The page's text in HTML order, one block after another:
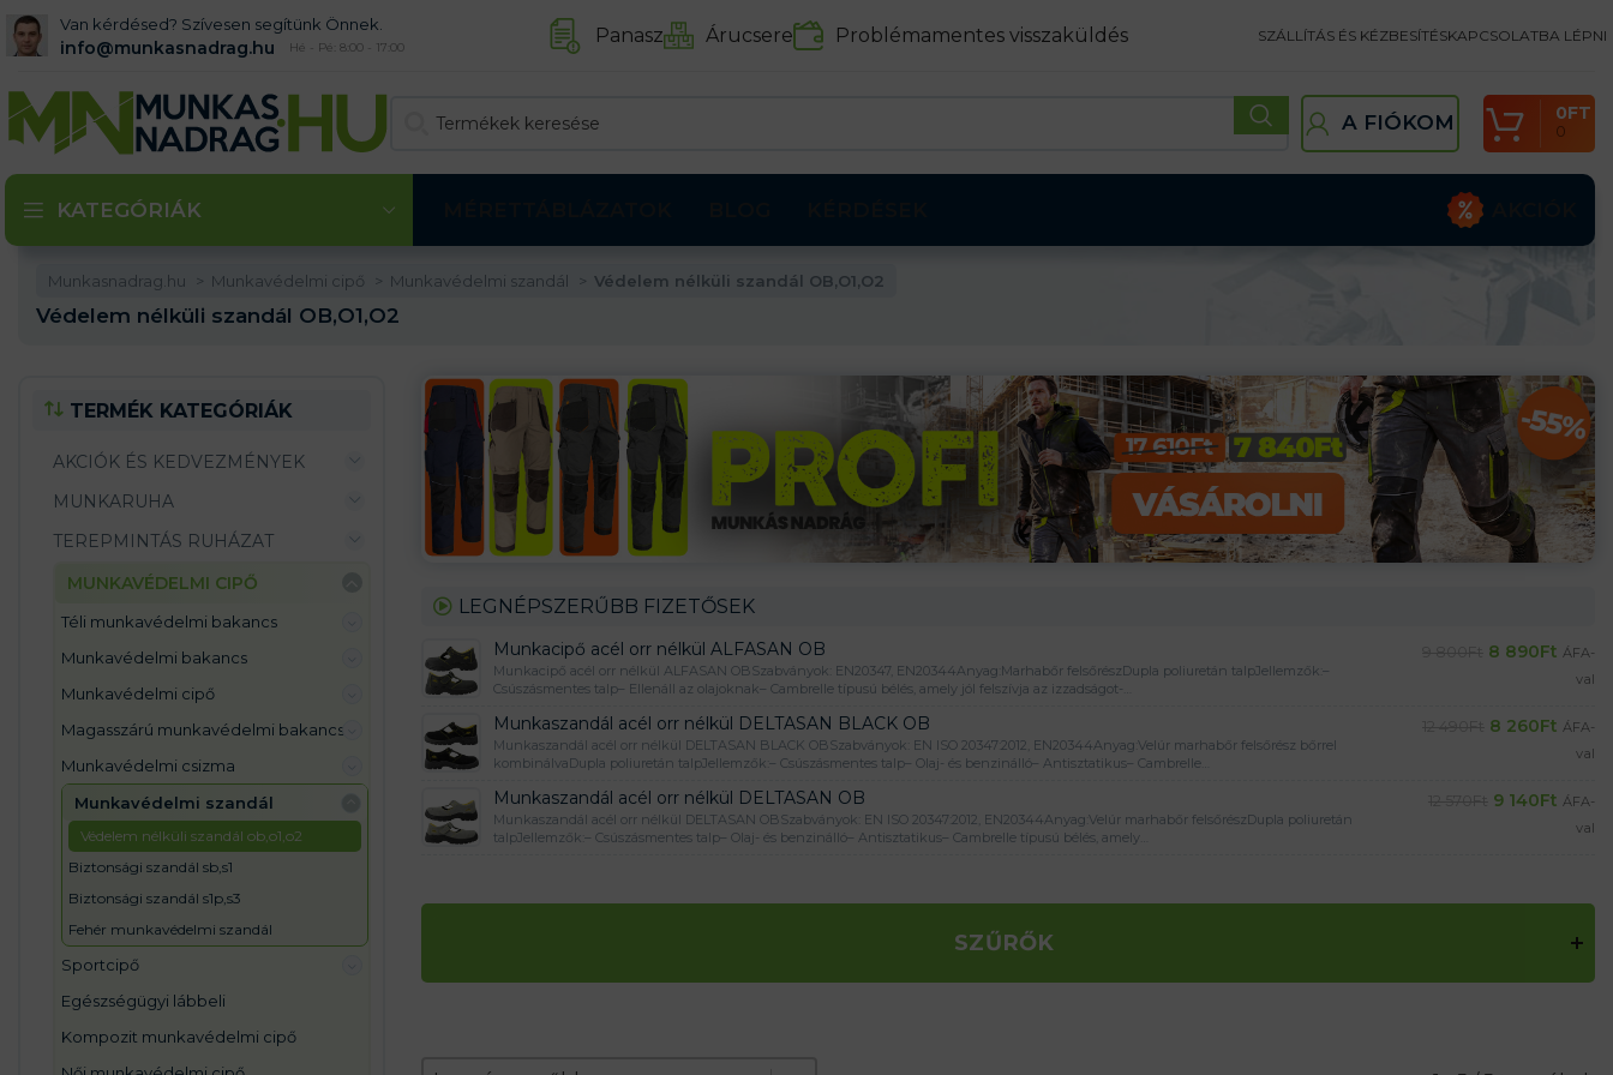
Van kérdésed? Szívesen segítünk Önnek.
info@munkasnadrag.hu Hé - Pé: 8:00 - 17:00 Panasz Árucsere Problémamentes visszaküldés SZÁLLÍTÁS ÉS KÉZBESÍTÉSKAPCSOLATBA LÉPNI
A FIÓKOM 0
0FT
KATEGÓRIÁK
Munkasnadrag.hu Munkavédelmi cipő Munkavédelmi szandál Védelem nélküli szandál OB,O1,O2
Védelem nélküli szandál OB,O1,O2
TERMÉK KATEGÓRIÁK
AKCIÓK ÉS KEDVEZMÉNYEK
MUNKARUHA
TEREPMINTÁS RUHÁZAT
MUNKAVÉDELMI CIPŐ
téli munkavédelmi bakancs
munkavédelmi bakancs
munkavédelmi cipő
magasszárú munkavédelmi bakancs
munkavédelmi csizma
munkavédelmi szandál
védelem nélküli szandál ob,o1,o2
biztonsági szandál sb,s1
biztonsági szandál s1p,s3
fehér munkavédelmi szandál
sportcipő
egészségügyi lábbeli
kompozit munkavédelmi cipő
LEGNÉPSZERŰBB FIZETŐSEK
Munkacipő acél orr nélkül ALFASAN OB
Munkacipő acél orr nélkül ALFASAN OBSzabványok: EN20347, EN20344Anyag:Marhabőr felsőrészDupla poliuretán talpJellemzők:–
Csúszásmentes talp– Ellenáll az olajoknak– Cambrelle típusú bélés, amely jól felszívja az izzadságot-…
8 890Ft ÁFA-
val
Munkaszandál acél orr nélkül DELTASAN BLACK OB
Munkaszandál acél orr nélkül DELTASAN BLACK OBSzabványok: EN ISO 20347:2012, EN20344Anyag:Velúr marhabőr felsőrész bőrrel
kombinálvaDupla poliuretán talpJellemzők:– Csúszásmentes talp– Olaj- és benzinálló– Antisztatikus– Cambrelle…
8 260Ft ÁFA-
val
Munkaszandál acél orr nélkül DELTASAN OB
Munkaszandál acél orr nélkül DELTASAN OBSzabványok: EN ISO 20347:2012, EN20344Anyag:Velúr marhabőr felsőrészDupla poliuretán
talpJellemzők:– Csúszásmentes talp– Olaj- és benzinálló– Antisztatikus– Cambrelle típusú bélés, amely…
9 140Ft ÁFA-
val
SZŰRŐK